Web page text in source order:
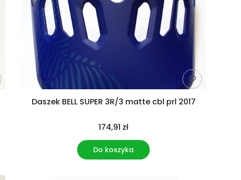
Daszek BELL SUPER 3R/3 matte cbl prl 2017
174,91 zł
Do koszyka